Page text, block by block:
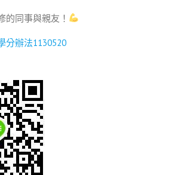
的同事與親友！
分辦法1130520